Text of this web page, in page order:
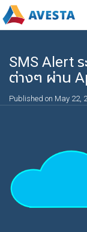
SMS Alert
ต่างๆ ผ่าน
Published on May 22,